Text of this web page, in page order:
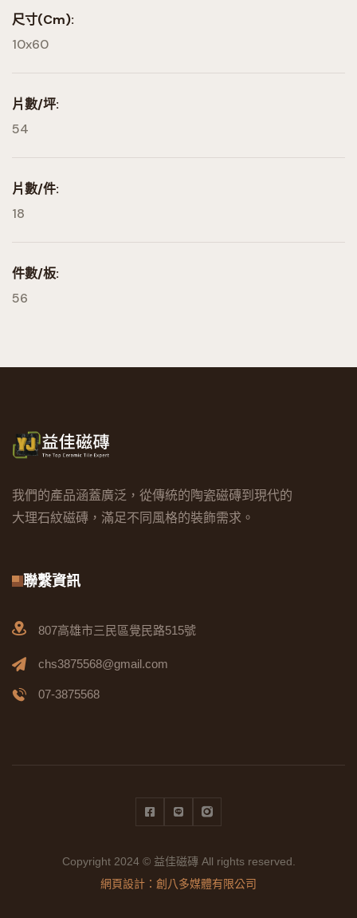
尺寸(cm):
10x60
片數/坪:
54
片數/件:
18
件數/板:
56
我們的產品涵蓋廣泛，從傳統的陶瓷磁磚到現代的
大理石紋磁磚，滿足不同風格的裝飾需求。
聯繫資訊
807高雄市三民區覺民路515號
chs3875568@gmail.com
07-3875568
Facebook
Line Instagram
Copyright 2024 © 益佳磁磚 All rights reserved.
網頁設計：創八多媒體有限公司